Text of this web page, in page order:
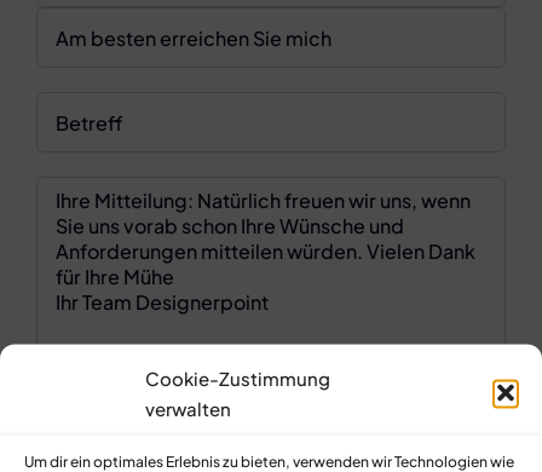
Cookie-Zustimmung
verwalten
Um dir ein optimales Erlebnis zu bieten, verwenden wir Technologien wie
Aus Sicherheitsgründen: Wie heißt die